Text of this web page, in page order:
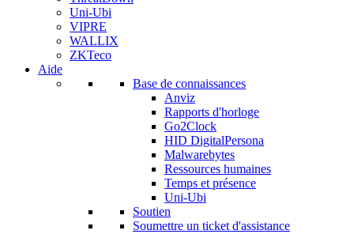
Uni-Ubi
VIPRE
WALLIX
ZKTeco
Aide
Base de connaissances
Anviz
Rapports d'horloge
Go2Clock
HID DigitalPersona
Malwarebytes
Ressources humaines
Temps et présence
Uni-Ubi
Soutien
Soumettre un ticket d'assistance